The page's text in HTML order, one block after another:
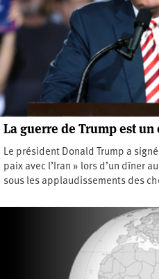
La guerre de Trump est un
Le président Donald Trump a
paix avec l’Iran » lors d’un dîner
sous les applaudissements des